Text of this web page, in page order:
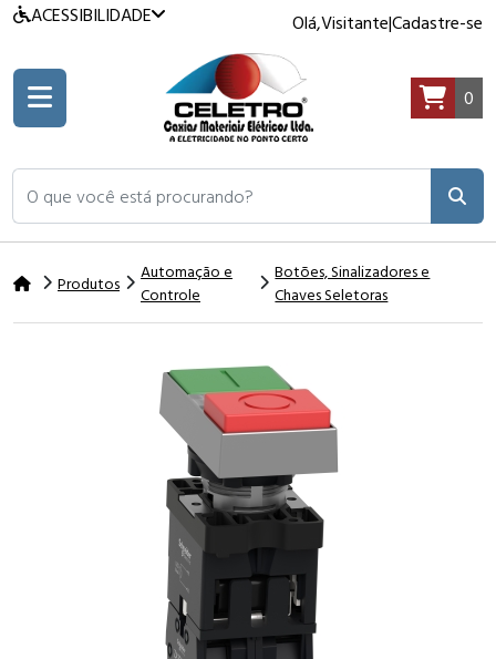
ACESSIBILIDADE Olá,Visitante|Cadastre-se
O que você está procurando?
0
Produtos
Automação e
Controle
Botões, Sinalizadores e
Chaves Seletoras